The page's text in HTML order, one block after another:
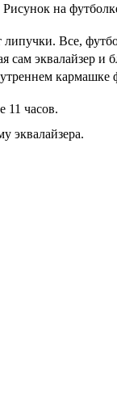
на
Все,
сам эквалайзер
11 часов.
эквалайзера.